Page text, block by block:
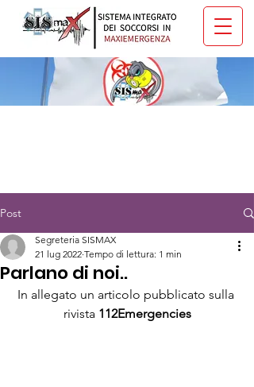
Post
Parlano di noi..
Segreteria SISMAX
21 lug 2022 Tempo di lettura: 1 min
In allegato un articolo pubblicato sulla
rivista 112Emergencies